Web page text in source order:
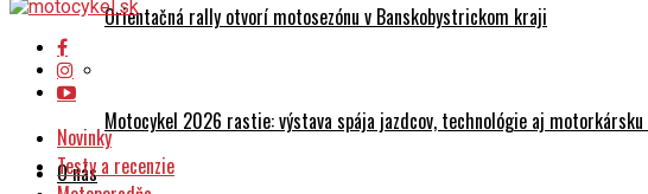
Orientačná rally otvorí motosezónu v Banskobystrickom kraji
Motocykel 2026 rastie: výstava spája jazdcov, technológie aj
O nás
Novinky
Testy a recenzie